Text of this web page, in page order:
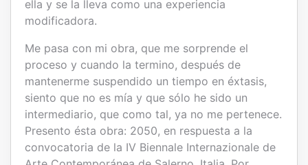
ella y se la lleva como una experiencia
modificadora.
Me pasa con mi obra, que me sorprende el
proceso y cuando la termino, después de
mantenerme suspendido un tiempo en éxtasis,
siento que no es mía y que sólo he sido un
intermediario, que como tal, ya no me pertenece.
Presento ésta obra: 2050, en respuesta a la
convocatoria de la IV Biennale Internazionale de